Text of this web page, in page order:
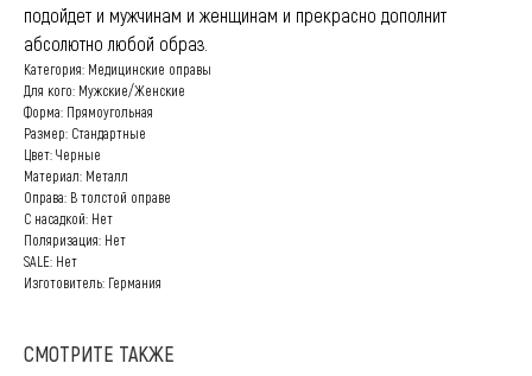
подойдет и мужчинам и женщинам и прекрасно дополнит
абсолютно любой образ.
Категория: Медицинские оправы
Для кого: Мужские/Женские
Форма: Прямоугольная
Размер: Стандартные
Цвет: Черные
Материал: Металл
Оправа: В толстой оправе
С насадкой: Нет
Поляризация: Нет
SALE: Нет
Изготовитель: Германия
СМОТРИТЕ ТАКЖЕ